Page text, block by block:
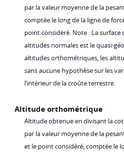
par la valeur moyenne de la
comptée le long de la ligne de
point considéré. Note : La
altitudes normales est le quasi-
altitudes orthométriques, les
sans aucune hypothèse sur les
l’intérieur de la croûte terrestre.
Altitude orthométrique
Altitude obtenue en divisant la
par la valeur moyenne de la
et le point considéré, comptée le